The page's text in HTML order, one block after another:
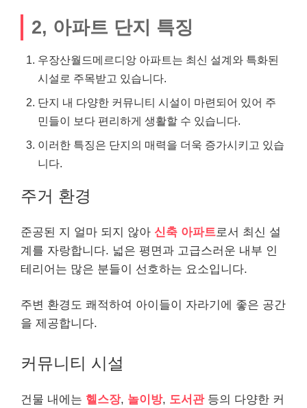
2, 아파트 단지 특징
우장산월드메르디앙 아파트는 최신 설계와 특화된
시설로 주목받고 있습니다.
단지 내 다양한 커뮤니티 시설이 마련되어 있어 주
민들이 보다 편리하게 생활할 수 있습니다.
이러한 특징은 단지의 매력을 더욱 증가시키고 있습
니다.
주거 환경
준공된 지 얼마 되지 않아 신축 아파트로서 최신 설
계를 자랑합니다. 넓은 평면과 고급스러운 내부 인
테리어는 많은 분들이 선호하는 요소입니다.
주변 환경도 쾌적하여 아이들이 자라기에 좋은 공간
을 제공합니다.
커뮤니티 시설
건물 내에는 헬스장, 놀이방, 도서관등의 다양한 커